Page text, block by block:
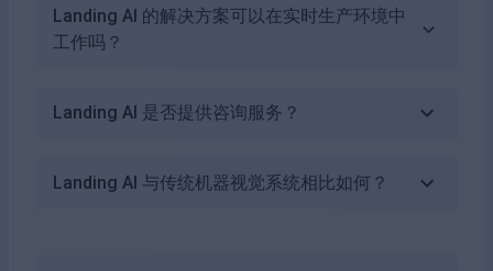
Landing AI 的解决方案可以在实时生产环境中
工作吗？
Landing AI 是否提供咨询服务？
Landing AI 与传统机器视觉系统相比如何？